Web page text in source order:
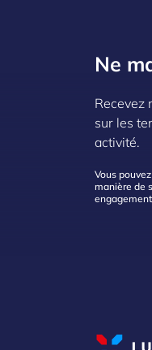
Ne
Recevez
sur les
activité.
Vous
manière de